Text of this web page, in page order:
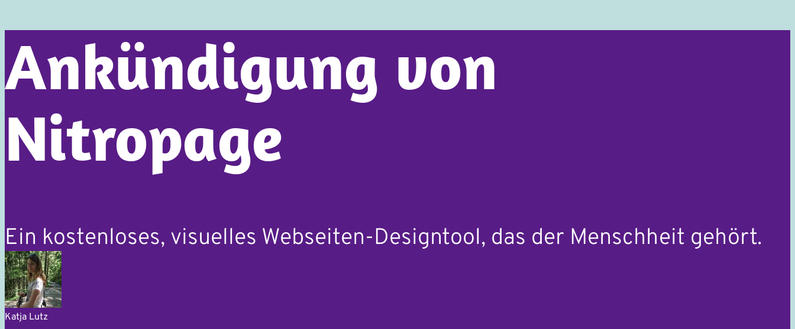
Ankündigung von
Nitropage
Ein kostenloses, visuelles Webseiten-Designtool, das der Menschheit gehört.
Katja Lutz